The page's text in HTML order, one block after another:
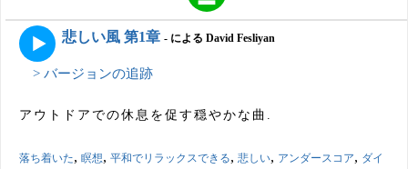
悲しい風 第1章 - による David Fesliyan
> バージョンの追跡
アウトドアでの休息を促す穏やかな曲.
落ち着いた, 瞑想, 平和でリラックスできる, 悲しい, アンダースコア, ダイ